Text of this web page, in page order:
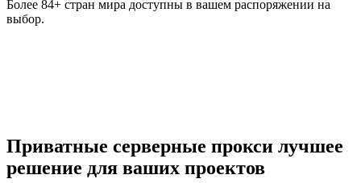
Дания
Израиль
Более 84+ стран мира доступны в вашем распоряжении на
выбор.
Приватные серверные прокси лучшее
решение для ваших проектов